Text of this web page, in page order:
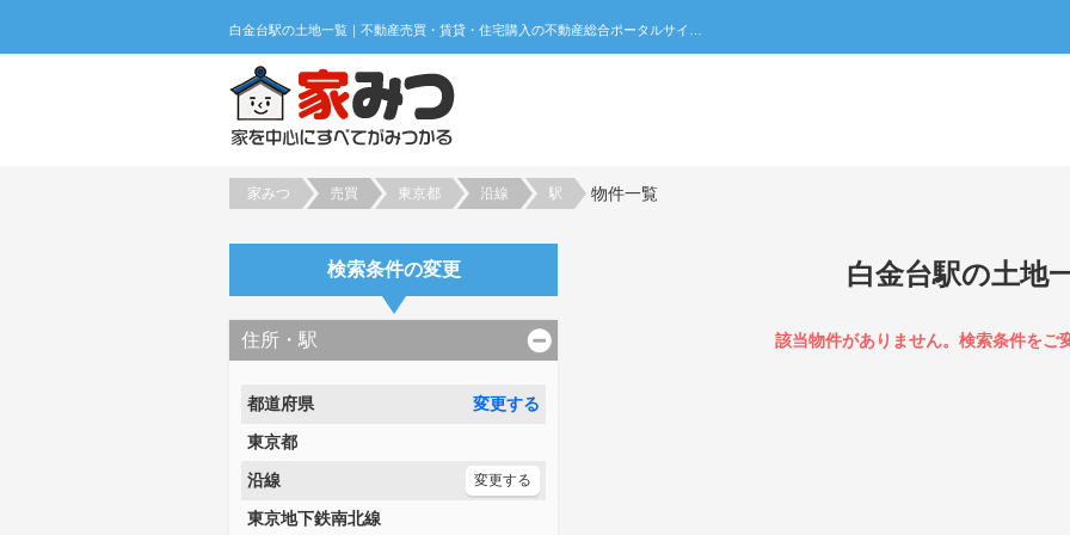
家みつ 売買 東京都 沿線 駅 物件一覧
検索条件の変更
住所・駅
都道府県
変更する
東京都
沿線
変更する
東京地下鉄南北線
白金台駅の土地
該当物件がありません。検索条件をご